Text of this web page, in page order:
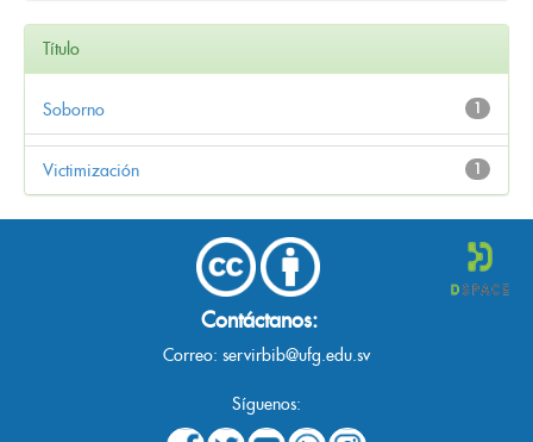
Título
1
Soborno
1
Victimización
Contáctanos:
Correo: servirbib@ufg.edu.sv
Síguenos: